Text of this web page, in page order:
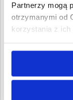
Partnerzy mogą
otrzymanymi od
korzystania z ich
wartość
Data